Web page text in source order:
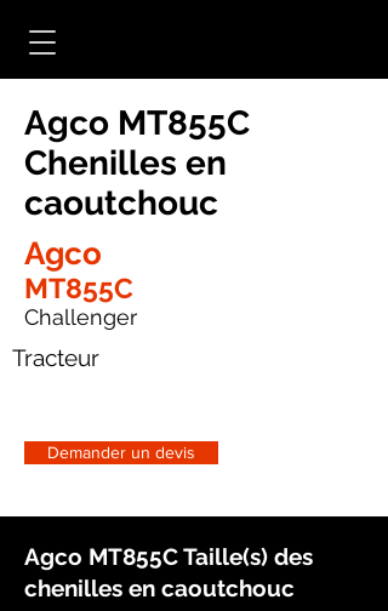
Agco MT855C
Chenilles en
caoutchouc
Agco
MT855C
Challenger
Tracteur
Demander un devis
Agco MT855C Taille(s) des
chenilles en caoutchouc